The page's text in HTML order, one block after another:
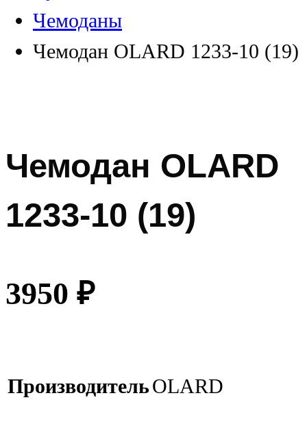
Чемоданы
Чемодан OLARD 1233-10 (19)
Чемодан OLARD
1233-10 (19)
3950 ₽
ПроизводительOLARD